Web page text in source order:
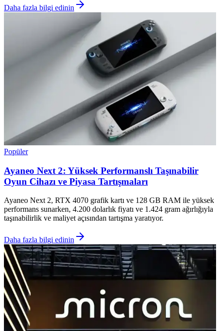
Daha fazla bilgi edinin
Popüler
Ayaneo Next 2: Yüksek Performanslı Taşınabilir
Oyun Cihazı ve Piyasa Tartışmaları
Ayaneo Next 2, RTX 4070 grafik kartı ve 128 GB RAM ile yüksek
performans sunarken, 4.200 dolarlık fiyatı ve 1.424 gram ağırlığıyla
taşınabilirlik ve maliyet açısından tartışma yaratıyor.
Daha fazla bilgi edinin